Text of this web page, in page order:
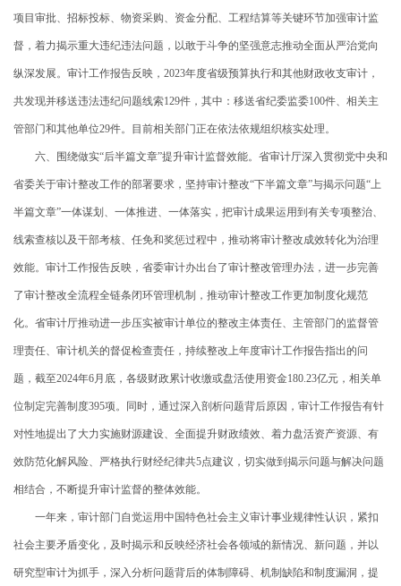
项目审批、招标投标、物资采购、资金分配、工程结算等关键环节加强审计监
督，着力揭示重大违纪违法问题，以敢于斗争的坚强意志推动全面从严治党向
纵深发展。审计工作报告反映，2023年度省级预算执行和其他财政收支审计，
共发现并移送违法违纪问题线索129件，其中：移送省纪委监委100件、相关主
管部门和其他单位29件。目前相关部门正在依法依规组织核实处理。
六、围绕做实“后半篇文章”提升审计监督效能。省审计厅深入贯彻党中央和
省委关于审计整改工作的部署要求，坚持审计整改“下半篇文章”与揭示问题“上
半篇文章”一体谋划、一体推进、一体落实，把审计成果运用到有关专项整治、
线索查核以及干部考核、任免和奖惩过程中，推动将审计整改成效转化为治理
效能。审计工作报告反映，省委审计办出台了审计整改管理办法，进一步完善
了审计整改全流程全链条闭环管理机制，推动审计整改工作更加制度化规范
化。省审计厅推动进一步压实被审计单位的整改主体责任、主管部门的监督管
理责任、审计机关的督促检查责任，持续整改上年度审计工作报告指出的问
题，截至2024年6月底，各级财政累计收缴或盘活使用资金180.23亿元，相关单
位制定完善制度395项。同时，通过深入剖析问题背后原因，审计工作报告有针
对性地提出了大力实施财源建设、全面提升财政绩效、着力盘活资产资源、有
效防范化解风险、严格执行财经纪律共5点建议，切实做到揭示问题与解决问题
相结合，不断提升审计监督的整体效能。
一年来，审计部门自觉运用中国特色社会主义审计事业规律性认识，紧扣
社会主要矛盾变化，及时揭示和反映经济社会各领域的新情况、新问题，并以
研究型审计为抓手，深入分析问题背后的体制障碍、机制缺陷和制度漏洞，提